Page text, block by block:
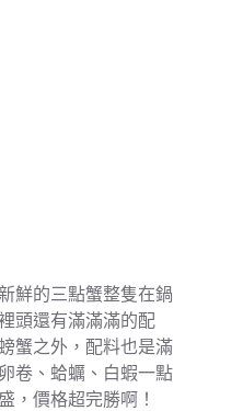
鮮的三點蟹整隻在鍋
頭還有滿滿滿的配
蟹之外，配料也是滿
卷、蛤蠣、白蝦一點
，價格超完勝啊！